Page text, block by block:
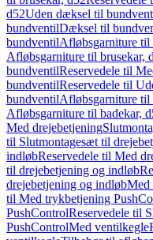
d52Uden dæksel til
bundventilDæksel til
bundventilAfløbsgarniture til
Afløbsgarniture til brusekar,
bundventilReservedele til
bundventilReservedele til
bundventilAfløbsgarniture til
Afløbsgarniture til badekar,
Med drejebetjening
til Slutmontagesæt til
indløbReservedele til Med
til drejebetjening og indløb
drejebetjening og indløbMed
til Med trykbetjening
PushControlReservedele til
PushControlMed ventilkegle